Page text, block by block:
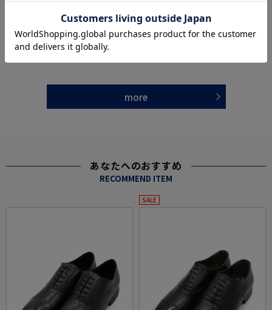
★2点目20%OFF ★2点目20%OFF
more
あなたへのおすすめ
RECOMMEND ITEM
SALE